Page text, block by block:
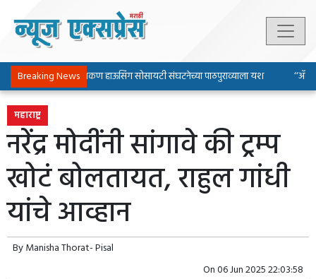
Breaking News
पिंपरी-चिंचवड चाकण हाऊसिंग सोसायटी संघटनेच्या पाठपुराव्याला यश
महाराष्ट्र
नरेंद्र मोदींनी सांगावे की ट्रम्प
खोटं बोलतायत, राहुल गांधी
यांचे आव्हान
ByManisha Thorat- Pisal
On06 Jun 2025 22:03:58